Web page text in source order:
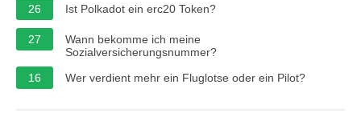
26 Ist Polkadot ein erc20 Token?
27
Wann bekomme ich meine
Sozialversicherungsnummer?
16
Wer verdient mehr ein Fluglotse oder ein Pilot?